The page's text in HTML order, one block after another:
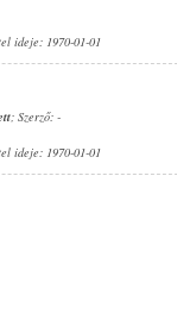
ideje: 1970-01-01
; Szerző: -
ideje: 1970-01-01